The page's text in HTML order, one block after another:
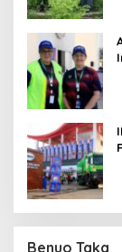
Benuo Taka